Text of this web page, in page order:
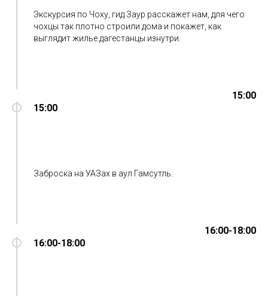
Экскурсия по Чоху, гид Заур расскажет нам, для чего
чохцы так плотно строили дома и покажет, как
выглядит жилье дагестанцы изнутри.
15:00
15:00
Заброска на УАЗах в аул Гамсутль.
16:00-18:00
16:00-18:00